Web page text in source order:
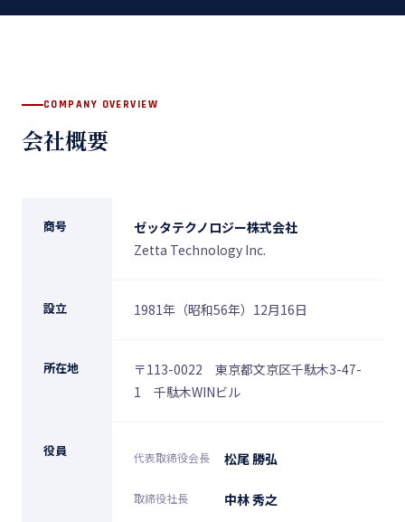
COMPANY OVERVIEW
会社概要
商号
ゼッタテクノロジー株式会社
Zetta Technology Inc.
設立 1981年（昭和56年）12月16日
所在地
〒113-0022 東京都文京区千駄木3-47-
1 千駄木WINビル
役員 代表取締役会長 松尾 勝弘
取締役社長 中林 秀之